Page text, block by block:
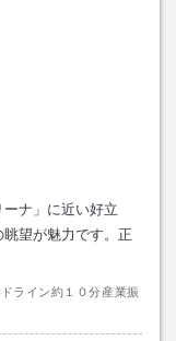
ーナ」に近い好立
望が魅力です。正
ライン約１０分産業振